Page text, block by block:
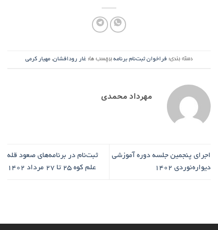
دسته بندی: فراخوان ثبت‌نام برنامه برچسب ها: غار رودافشان, مهیار کرمی
مهرداد محمدی
اجرای پنجمین جلسه دوره آموزشی
دیواره‌نوردی ۱۴۰۲
ثبت‌نام در برنامه‌‌های صعود قله
علم کوه 25 تا 27 مرداد ۱۴۰۲